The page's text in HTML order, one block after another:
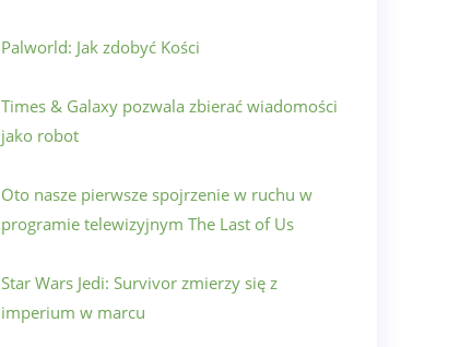
Palworld: Jak zdobyć Kości
Times & Galaxy pozwala zbierać wiadomości
jako robot
Oto nasze pierwsze spojrzenie w ruchu w
programie telewizyjnym The Last of Us
Star Wars Jedi: Survivor zmierzy się z
imperium w marcu